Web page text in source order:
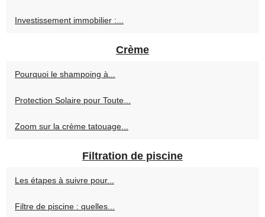
Investissement immobilier :...
Crème
Pourquoi le shampoing à...
Protection Solaire pour Toute...
Zoom sur la crème tatouage...
Filtration de piscine
Les étapes à suivre pour...
Filtre de piscine : quelles...